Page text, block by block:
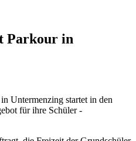
Parkour in
Untermenzing startet in den
für ihre Schüler -